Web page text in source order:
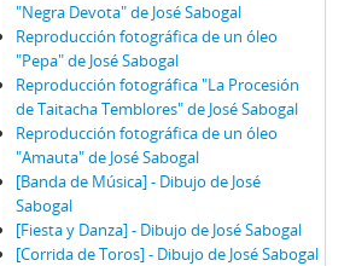
"Negra Devota" de José Sabogal
Reproducción fotográfica de un óleo
"Pepa" de José Sabogal
Reproducción fotográfica "La Procesión
de Taitacha Temblores" de José Sabogal
Reproducción fotográfica de un óleo
"Amauta" de José Sabogal
[Banda de Música] - Dibujo de José
Sabogal
[Fiesta y Danza] - Dibujo de José Sabogal
[Corrida de Toros] - Dibujo de José Sabogal